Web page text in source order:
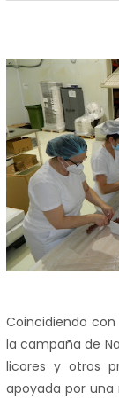
Coincidiendo
la campaña de
licores y otros
apoyada por